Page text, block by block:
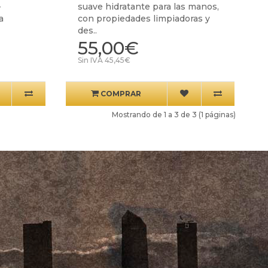
suave hidratante para las manos,
con propiedades limpiadoras y
des..
55,00€
Sin IVA 45,45€
COMPRAR
Mostrando de 1 a 3 de 3 (1 páginas)